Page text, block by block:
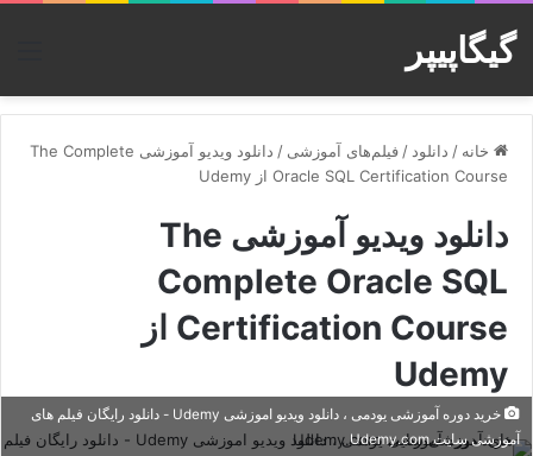
گیگاپیپر
خانه / دانلود / فیلم‌های آموزشی /
دانلود ویدیو آموزشی The Complete
Oracle SQL Certification Course از Udemy
دانلود ویدیو آموزشی The
Complete Oracle SQL
Certification Course از
Udemy
خرید دوره آموزشی یودمی ، دانلود ویدیو اموزشی Udemy - دانلود رایگان فیلم های
آموزشی سایت Udemy.com